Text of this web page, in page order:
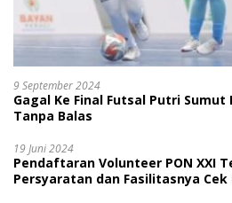
9 September 2024
Gagal Ke Final Futsal Putri Sumut
Tanpa Balas
19 Juni 2024
Pendaftaran Volunteer PON XXI
Persyaratan dan Fasilitasnya Cek